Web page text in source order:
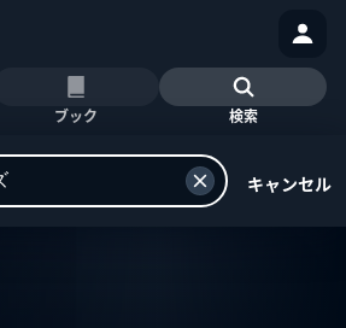
ブック 検索
キャンセル